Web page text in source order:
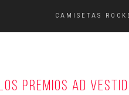
CAMISETAS
PREMIOS AD